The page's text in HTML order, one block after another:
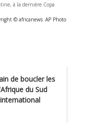
à la dernière Copa
© africanews AP Photo
de boucler les
du Sud